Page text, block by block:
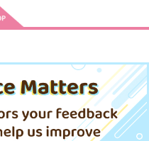
（税込）
幻太郎
して
宵の猫
880円 （税込）
ヒプノシスマイク
有栖川帝統×夢野幻太郎